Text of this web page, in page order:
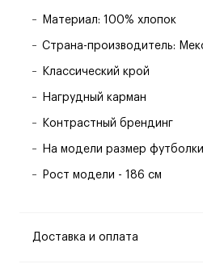
Материал: 100% хлопок
Страна-производитель:
Классический крой
Нагрудный карман
Контрастный брендинг
На модели размер
Рост модели - 186 см
Доставка и оплата